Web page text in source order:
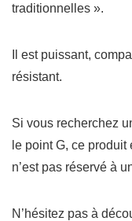
traditionnelles ».
Il est puissant,
résistant.
Si vous recherchez
le point G, ce produit
n’est pas réservé à
N’hésitez pas à